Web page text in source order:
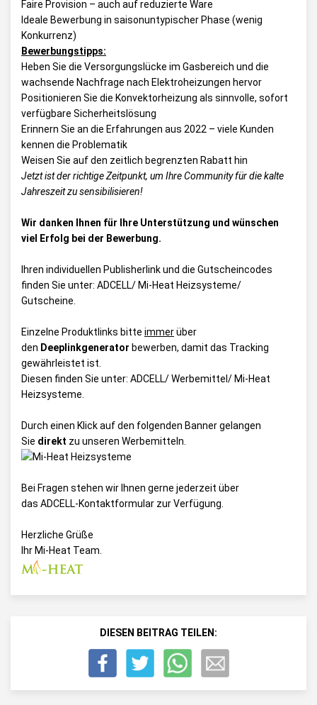
Faire Provision – auch auf reduzierte Ware
Ideale Bewerbung in saisonuntypischer Phase (wenig
Konkurrenz)
Bewerbungstipps:
Heben Sie die Versorgungslücke im Gasbereich und die
wachsende Nachfrage nach Elektroheizungen hervor
Positionieren Sie die Konvektorheizung als sinnvolle, sofort
verfügbare Sicherheitslösung
Erinnern Sie an die Erfahrungen aus 2022 – viele Kunden
kennen die Problematik
Weisen Sie auf den zeitlich begrenzten Rabatt hin
Jetzt ist der richtige Zeitpunkt, um Ihre Community für die kalte
Jahreszeit zu sensibilisieren!
Wir danken Ihnen für Ihre Unterstützung und wünschen
viel Erfolg bei der Bewerbung.
Ihren individuellen Publisherlink und die Gutscheincodes
finden Sie unter: ADCELL/ Mi-Heat Heizsysteme/
Gutscheine
Einzelne Produktlinks bitte immerüber
den Deeplinkgenerator bewerben, damit das Tracking
gewährleistet ist.
Diesen finden Sie unter: ADCELL/ Werbemittel/ Mi-Heat
Heizsysteme
Durch einen Klick auf den folgenden Banner gelangen
Sie direkt zu unseren Werbemitteln.
Bei Fragen stehen wir Ihnen gerne jederzeit über
das ADCELL-Kontaktformular zur Verfügung.
Herzliche Grüße
Ihr Mi-Heat Team.
DIESEN BEITRAG TEILEN: